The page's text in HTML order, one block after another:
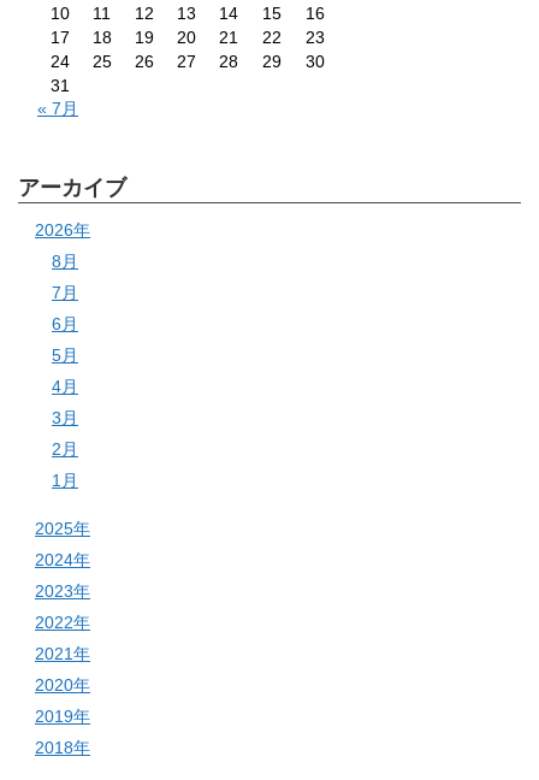
10
11 12 13 14 15
16
17
18 19 20 21 22
23
24
25 26 27 28 29
30
31
« 7月
アーカイブ
2026年
8月
7月
6月
5月
4月
3月
2月
1月
2025年
2024年
2023年
2022年
2021年
2020年
2019年
2018年